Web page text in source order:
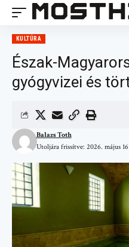
KULTÚRA
Észak-
gyógyvizei és
Utoljára frissítve: 2026. május
Balazs Toth